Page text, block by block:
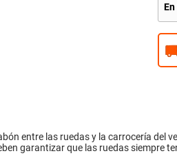
En
entre las ruedas y la carrocería
garantizar que las ruedas siempre